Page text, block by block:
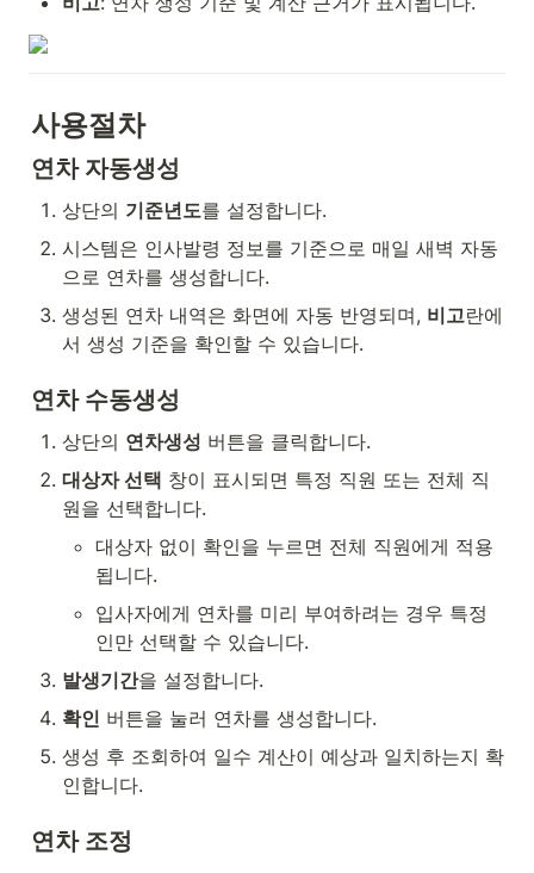
사용절차
연차 자동생성
상단의 기준년도를 설정합니다.
시스템은 인사발령 정보를 기준으로 매일 새벽 자동
으로 연차를 생성합니다.
생성된 연차 내역은 화면에 자동 반영되며, 비고란에
서 생성 기준을 확인할 수 있습니다.
연차 수동생성
상단의 연차생성 버튼을 클릭합니다.
대상자 선택 창이 표시되면 특정 직원 또는 전체 직
원을 선택합니다.
대상자 없이 확인을 누르면 전체 직원에게 적용
됩니다.
입사자에게 연차를 미리 부여하려는 경우 특정
인만 선택할 수 있습니다.
발생기간을 설정합니다.
확인 버튼을 눌러 연차를 생성합니다.
생성 후 조회하여 일수 계산이 예상과 일치하는지 확
인합니다.
연차 조정